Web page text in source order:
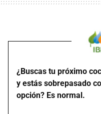
¿Buscas tu próximo
y estás sobrepasado
opción? Es normal.